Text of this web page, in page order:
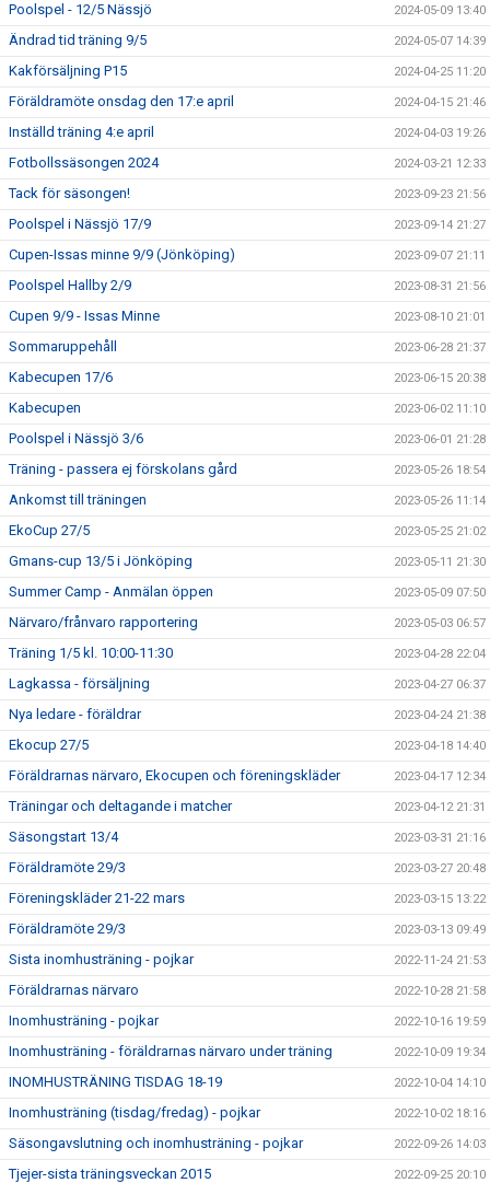
Poolspel - 12/5 Nässjö 2024-05-09 13:40
Ändrad tid träning 9/5 2024-05-07 14:39
Kakförsäljning P15 2024-04-25 11:20
Föräldramöte onsdag den 17:e april 2024-04-15 21:46
Inställd träning 4:e april 2024-04-03 19:26
Fotbollssäsongen 2024 2024-03-21 12:33
Tack för säsongen! 2023-09-23 21:56
Poolspel i Nässjö 17/9 2023-09-14 21:27
Cupen-Issas minne 9/9 (Jönköping) 2023-09-07 21:11
Poolspel Hallby 2/9 2023-08-31 21:56
Cupen 9/9 - Issas Minne 2023-08-10 21:01
Sommaruppehåll 2023-06-28 21:37
Kabecupen 17/6 2023-06-15 20:38
Kabecupen 2023-06-02 11:10
Poolspel i Nässjö 3/6 2023-06-01 21:28
Träning - passera ej förskolans gård 2023-05-26 18:54
Ankomst till träningen 2023-05-26 11:14
EkoCup 27/5 2023-05-25 21:02
Gmans-cup 13/5 i Jönköping 2023-05-11 21:30
Summer Camp - Anmälan öppen 2023-05-09 07:50
Närvaro/frånvaro rapportering 2023-05-03 06:57
Träning 1/5 kl. 10:00-11:30 2023-04-28 22:04
Lagkassa - försäljning 2023-04-27 06:37
Nya ledare - föräldrar 2023-04-24 21:38
Ekocup 27/5 2023-04-18 14:40
Föräldrarnas närvaro, Ekocupen och föreningskläder 2023-04-17 12:34
Träningar och deltagande i matcher 2023-04-12 21:31
Säsongstart 13/4 2023-03-31 21:16
Föräldramöte 29/3 2023-03-27 20:48
Föreningskläder 21-22 mars 2023-03-15 13:22
Föräldramöte 29/3 2023-03-13 09:49
Sista inomhusträning - pojkar 2022-11-24 21:53
Föräldrarnas närvaro 2022-10-28 21:58
Inomhusträning - pojkar 2022-10-16 19:59
Inomhusträning - föräldrarnas närvaro under träning 2022-10-09 19:34
INOMHUSTRÄNING TISDAG 18-19 2022-10-04 14:10
Inomhusträning (tisdag/fredag) - pojkar 2022-10-02 18:16
Säsongavslutning och inomhusträning - pojkar 2022-09-26 14:03
Tjejer-sista träningsveckan 2015 2022-09-25 20:10